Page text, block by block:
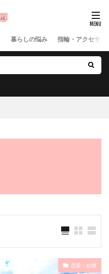
暮らしの悩み 指輪・アクセサリ
恋愛・結婚